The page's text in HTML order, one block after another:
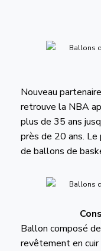
Nouveau
retrouve la NBA
plus de 35 ans
près de 20 ans. Le
de ballons de
Ballon composé
revêtement en